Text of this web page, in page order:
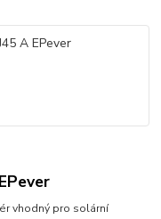
vhodný pro solární